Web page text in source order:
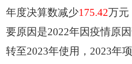
年度决算数减少175.42万元
要原因是2022年因疫情原
转至2023年使用，2023年